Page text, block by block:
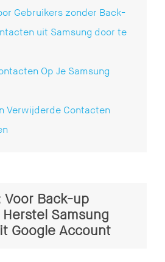
Gebruikers zonder Back-
uit Samsung door te
Op Je Samsung
Verwijderde Contacten
Voor Back-up
Samsung
Google Account